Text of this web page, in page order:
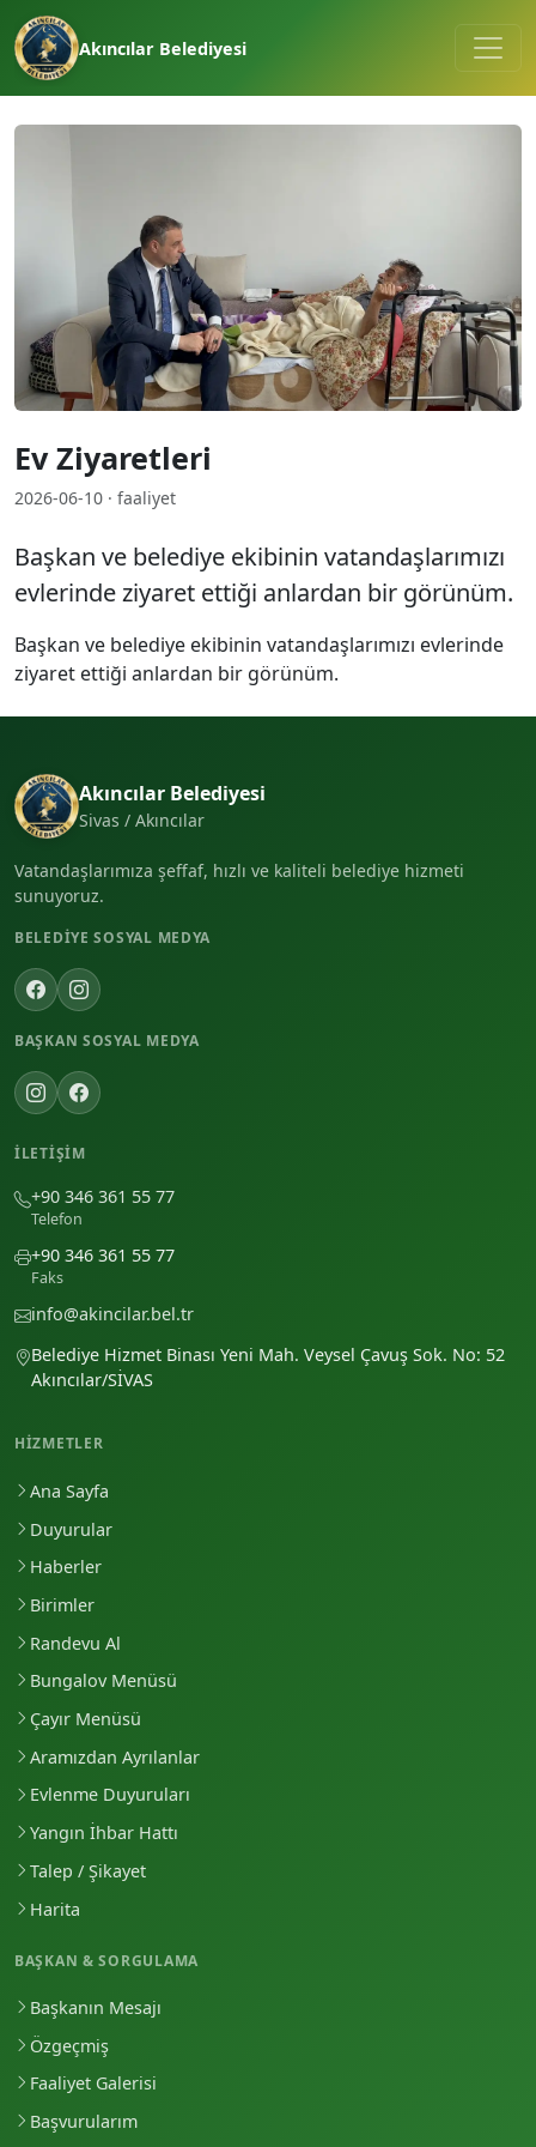
Akıncılar Belediyesi
Ev Ziyaretleri
2026-06-10 · faaliyet
Başkan ve belediye ekibinin vatandaşlarımızı
evlerinde ziyaret ettiği anlardan bir görünüm.
Başkan ve belediye ekibinin vatandaşlarımızı evlerinde
ziyaret ettiği anlardan bir görünüm.
Akıncılar Belediyesi
Sivas / Akıncılar
Vatandaşlarımıza şeffaf, hızlı ve kaliteli belediye hizmeti
sunuyoruz.
BELEDIYE SOSYAL MEDYA
BAŞKAN SOSYAL MEDYA
İLETIŞIM
+90 346 361 55 77
Telefon
+90 346 361 55 77
Faks
info@akincilar.bel.tr
Belediye Hizmet Binası Yeni Mah. Veysel Çavuş Sok. No: 52
Akıncılar/SİVAS
HIZMETLER
Ana Sayfa
Duyurular
Haberler
Birimler
Randevu Al
Bungalov Menüsü
Çayır Menüsü
Aramızdan Ayrılanlar
Evlenme Duyuruları
Yangın İhbar Hattı
Talep / Şikayet
Harita
BAŞKAN & SORGULAMA
Başkanın Mesajı
Özgeçmiş
Faaliyet Galerisi
Başvurularım